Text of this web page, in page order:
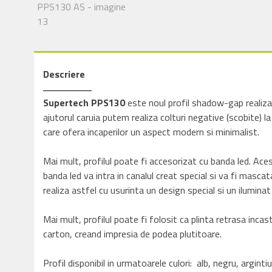
Descriere
Supertech PPS130este noul profil shadow-gap
ajutorul caruia putem realiza colturi negative (scobite)
care ofera incaperilor un aspect modern si minimalist.
Mai mult, profilul poate fi accesorizat cu banda led.
banda led va intra in canalul creat special si va fi
realiza astfel cu usurinta un design special si un
Mai mult, profilul poate fi folosit ca plinta retrasa
carton, creand impresia de podea plutitoare.
Profil disponibil in urmatoarele culori: alb, negru,